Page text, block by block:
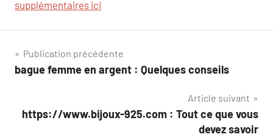
supplémentaires ici
Navigation
de
Publication précédente
bague femme en argent : Quelques conseils
Article suivant
https://www.bijoux-925.com : Tout ce que vous
devez savoir